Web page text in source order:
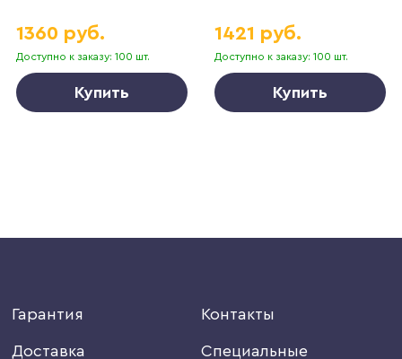
Доступно к заказу: 100 шт.
1360 руб.
Купить
Доступно к заказу: 100 шт.
1421 руб.
Купить
Гарантия
Доставка
Контакты
Специальные